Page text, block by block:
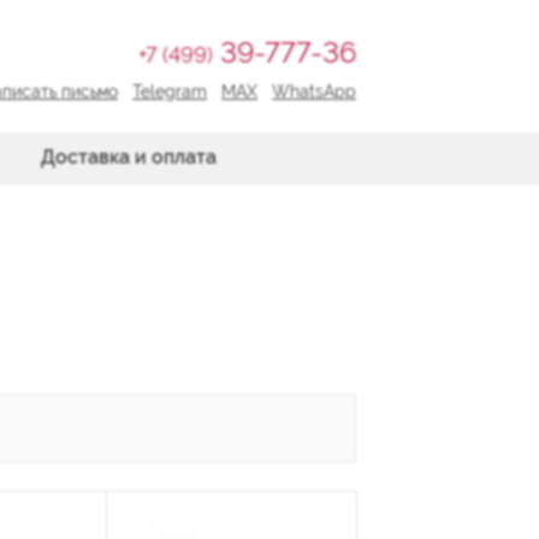
+7 (499) 39-777-36
письмо Telegram MAX WhatsApp
Доставка и оплата